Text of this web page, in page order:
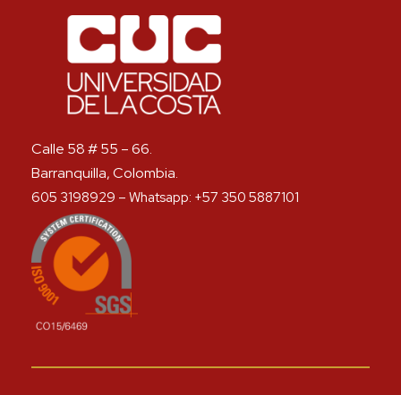
Calle 58 # 55 – 66.
Barranquilla, Colombia.
605 3198929 – Whatsapp: +57 350 5887101